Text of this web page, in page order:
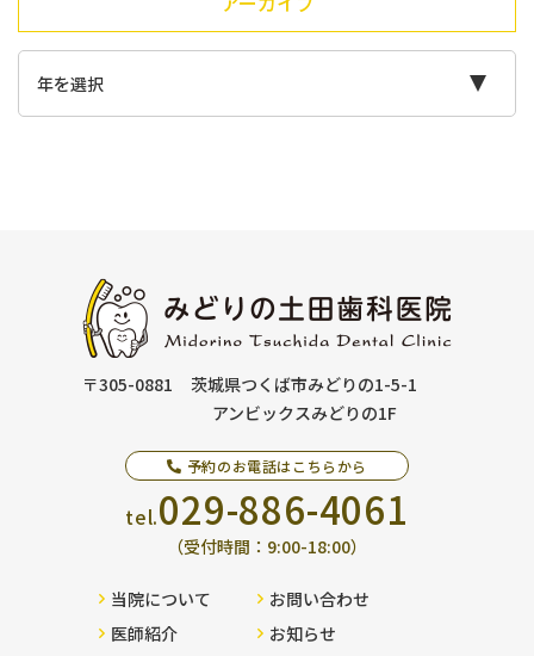
〒305-0881
茨城県つくば市みどりの1-5-1
アンビックスみどりの1F
予約のお電話はこちらから
tel.029-886-4061
（受付時間：9:00-18:00）
当院について
医師紹介
お問い合わせ
お知らせ